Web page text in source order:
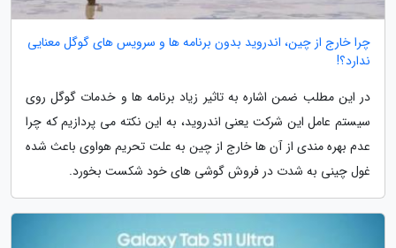
چرا خارج از چین، اندروید بدون برنامه ها و سرویس های گوگل معنایی
ندارد؟!
در این مطلب ضمن اشاره به تاثیر زیاد برنامه ها و خدمات گوگل روی
سیستم عامل این شرکت یعنی اندروید، به این نکته می پردازیم که چرا
عدم بهره مندی از آن ها خارج از چین به علت تحریم هواوی باعث شده
غول چینی به شدت در فروش گوشی های خود شکست بخورد.